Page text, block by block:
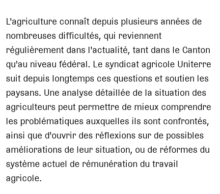
L'agriculture connaît depuis plusieurs années de
nombreuses difficultés, qui reviennent
régulièrement dans l'actualité, tant dans le Canton
qu'au niveau fédéral. Le syndicat agricole Uniterre
suit depuis longtemps ces questions et soutien les
paysans. Une analyse détaillée de la situation des
agriculteurs peut permettre de mieux comprendre
les problématiques auxquelles ils sont confrontés,
ainsi que d'ouvrir des réflexions sur de possibles
améliorations de leur situation, ou de réformes du
système actuel de rémunération du travail
agricole.